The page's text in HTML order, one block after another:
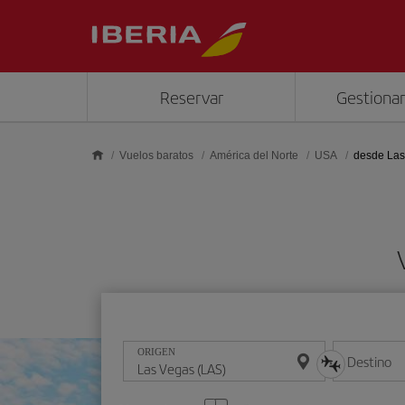
Reservar
Vuelos baratos América del Norte USA desde
ORIGEN Destino